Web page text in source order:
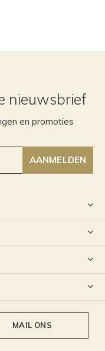
nieuwsbrief
en promoties
AANMELDEN
MAIL ONS